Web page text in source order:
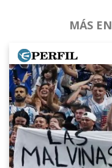
MÁS EN